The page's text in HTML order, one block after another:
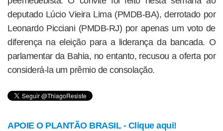
deputado Lúcio Vieira Lima (PMDB-BA), derrotado por
Leonardo Picciani (PMDB-RJ) por apenas um voto de
diferença na eleição para a liderança da bancada. O
parlamentar da Bahia, no entanto, recusou a oferta por
considerá-la um prêmio de consolação.
APOIE O PLANTÃO BRASIL - Clique aqui!